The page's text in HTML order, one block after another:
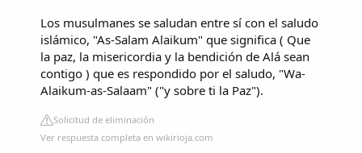
Los musulmanes se saludan entre sí con el saludo
islámico, "As-Salam Alaikum" que significa ( Que
la paz, la misericordia y la bendición de Alá sean
contigo ) que es respondido por el saludo, "Wa-
Alaikum-as-Salaam" ("y sobre ti la Paz").
Solicitud de eliminación
Ver respuesta completa en wikirioja.com